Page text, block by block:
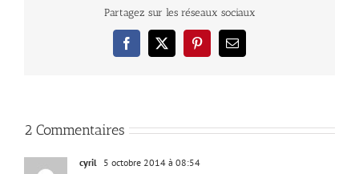
Partagez sur les réseaux sociaux
Facebook
X PinterestEmail
2 Commentaires
cyril 5 octobre 2014 à 08:54